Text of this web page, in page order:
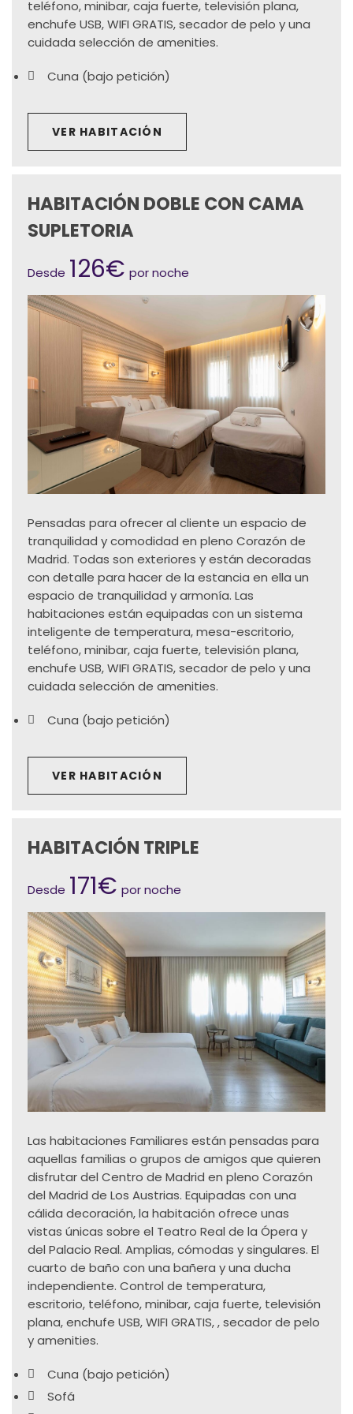
teléfono, minibar, caja fuerte, televisión plana,
enchufe USB, WIFI GRATIS, secador de pelo y una
cuidada selección de amenities.
Cuna (bajo petición)
VER HABITACIÓN
HABITACIÓN DOBLE CON CAMA
SUPLETORIA
Desde 126€ por noche
Pensadas para ofrecer al cliente un espacio de
tranquilidad y comodidad en pleno Corazón de
Madrid. Todas son exteriores y están decoradas
con detalle para hacer de la estancia en ella un
espacio de tranquilidad y armonía. Las
habitaciones están equipadas con un sistema
inteligente de temperatura, mesa-escritorio,
teléfono, minibar, caja fuerte, televisión plana,
enchufe USB, WIFI GRATIS, secador de pelo y una
cuidada selección de amenities.
Cuna (bajo petición)
VER HABITACIÓN
HABITACIÓN TRIPLE
Desde 171€ por noche
Las habitaciones Familiares están pensadas para
aquellas familias o grupos de amigos que quieren
disfrutar del Centro de Madrid en pleno Corazón
del Madrid de Los Austrias. Equipadas con una
cálida decoración, la habitación ofrece unas
vistas únicas sobre el Teatro Real de la Ópera y
del Palacio Real. Amplias, cómodas y singulares. El
cuarto de baño con una bañera y una ducha
independiente. Control de temperatura,
escritorio, teléfono, minibar, caja fuerte, televisión
plana, enchufe USB, WIFI GRATIS, , secador de pelo
y amenities.
Cuna (bajo petición)
Sofá